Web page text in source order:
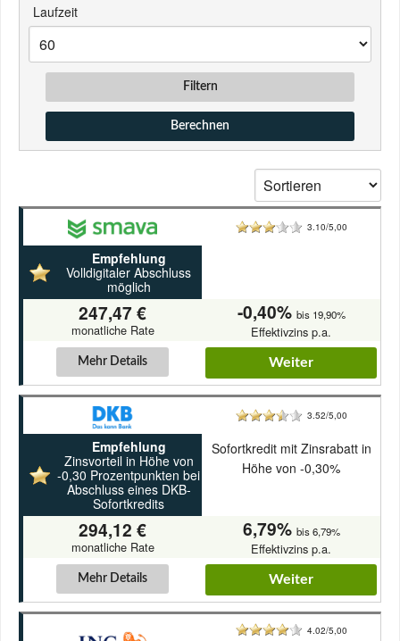
Laufzeit
Filtern
Berechnen
3.10/5,00
247,47 €
monatliche Rate
-0,40% bis 19,90%
Effektivzins p.a.
Empfehlung
Volldigitaler Abschluss
möglich
Mehr Details Weiter
3.52/5,00
Sofortkredit mit Zinsrabatt in
Höhe von -0,30%
294,12 €
monatliche Rate
6,79% bis 6,79%
Effektivzins p.a.
Empfehlung
Zinsvorteil in Höhe von
-0,30 Prozentpunkten bei
Abschluss eines DKB-
Sofortkredits
Mehr Details Weiter
4.02/5,00